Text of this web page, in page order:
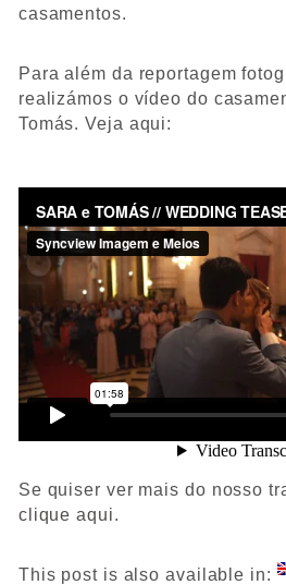
casamentos.
Para além da reportagem
realizámos o vídeo do
Tomás. Veja aqui:
Se quiser ver mais do nosso
clique aqui.
This post is also available in: